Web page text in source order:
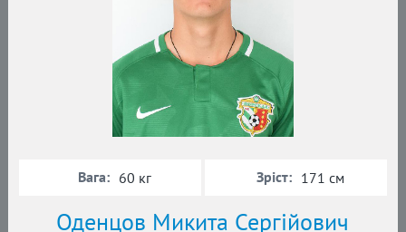
Оденцов Микита Сергійович
Вага: 60 кг Зріст: 171 см